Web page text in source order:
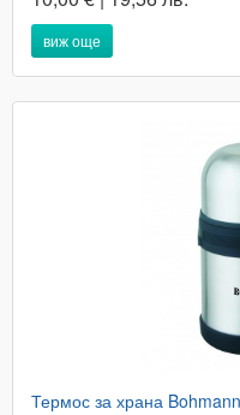
Емайлирано покритие –
виж още
Термос за храна